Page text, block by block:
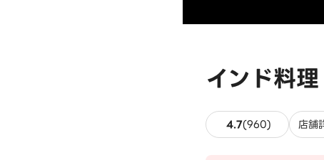
インド料
4.7(960) 960件のレ
店舗